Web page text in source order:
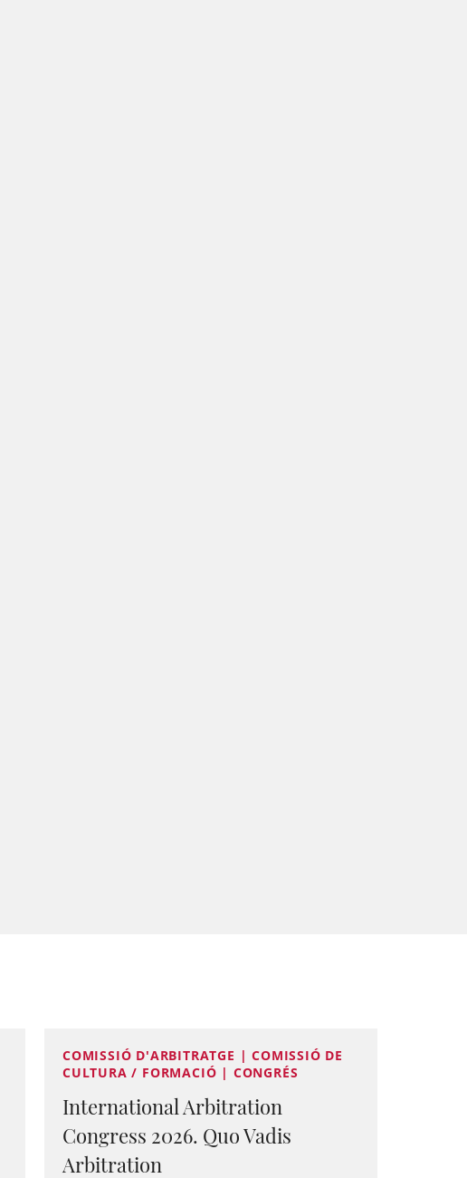
COMISSIÓ D'ARBITRATGE | COMISSIÓ DE
CULTURA / FORMACIÓ | CONGRÉS
International Arbitration
Congress 2026. Quo Vadis
Arbitration